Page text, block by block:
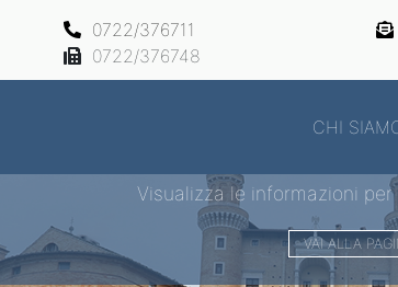
0722/376711
0722/376748
CHI
Visualizza le informazioni per
VAI ALLA